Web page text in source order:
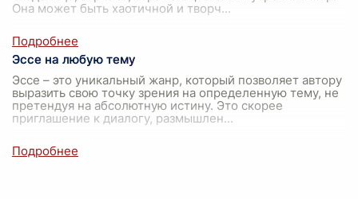
Она может быть хаотичной и творч...
Эссе на любую тему
Эссе – это уникальный жанр, который позволяет автору
выразить свою точку зрения на определенную тему, не
претендуя на абсолютную истину. Это скорее
приглашение к диалогу, размышлен...